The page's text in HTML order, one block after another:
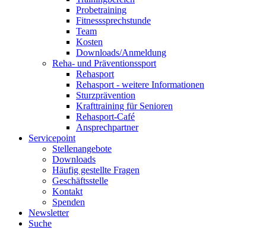
Probetraining
Fitnesssprechstunde
Team
Kosten
Downloads/Anmeldung
Reha- und Präventionssport
Rehasport
Rehasport - weitere Informationen
Sturzprävention
Krafttraining für Senioren
Rehasport-Café
Ansprechpartner
Servicepoint
Stellenangebote
Downloads
Häufig gestellte Fragen
Geschäftsstelle
Kontakt
Spenden
Newsletter
Suche